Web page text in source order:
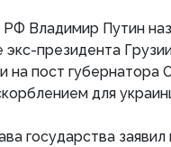
Владимир Путин
экс-президента
на пост губернатора
для
государства